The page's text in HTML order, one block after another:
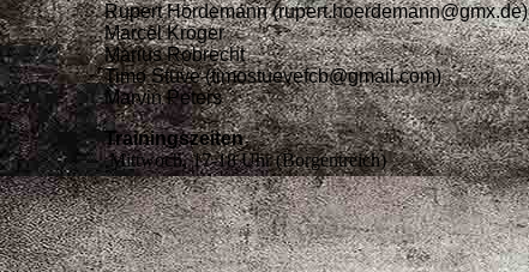
Rupert Hördemann (rupert.hoerdemann@gmx.de)
Marcel Kröger
Marius Robrecht
Timo Stüve (timostuevefcb@gmail.com)
Marvin Peters
Trainingszeiten
Mittwoch, 17-18 Uhr (Borgentreich)